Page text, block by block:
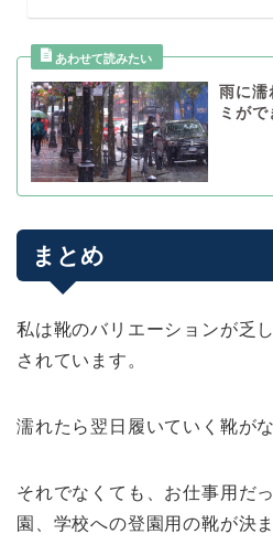
雨に濡
ミが
まとめ
私は靴のバリエーションが乏
されています。
濡れたら翌日履いていく靴が
それでなくても、お仕事用だ
園、学校への登園用の靴が決